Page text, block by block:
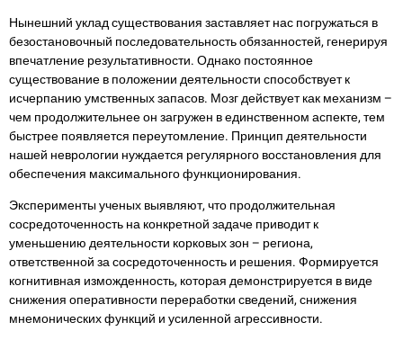
Нынешний уклад существования заставляет нас погружаться в
безостановочный последовательность обязанностей, генерируя
впечатление результативности. Однако постоянное
существование в положении деятельности способствует к
исчерпанию умственных запасов. Мозг действует как механизм –
чем продолжительнее он загружен в единственном аспекте, тем
быстрее появляется переутомление. Принцип деятельности
нашей неврологии нуждается регулярного восстановления для
обеспечения максимального функционирования.
Эксперименты ученых выявляют, что продолжительная
сосредоточенность на конкретной задаче приводит к
уменьшению деятельности корковых зон – региона,
ответственной за сосредоточенность и решения. Формируется
когнитивная изможденность, которая демонстрируется в виде
снижения оперативности переработки сведений, снижения
мнемонических функций и усиленной агрессивности.